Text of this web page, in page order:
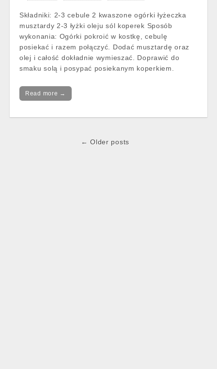
Składniki: 2-3 cebule 2 kwaszone ogórki łyżeczka
musztardy 2-3 łyżki oleju sól koperek Sposób
wykonania: Ogórki pokroić w kostkę, cebulę
posiekać i razem połączyć. Dodać musztardę oraz
olej i całość dokładnie wymieszać. Doprawić do
smaku solą i posypać posiekanym koperkiem.
Read more →
← Older posts